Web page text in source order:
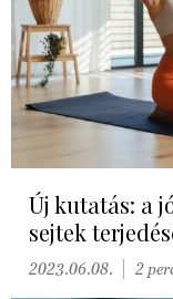
Új kutatás: a
sejtek
2023.06.08. 2